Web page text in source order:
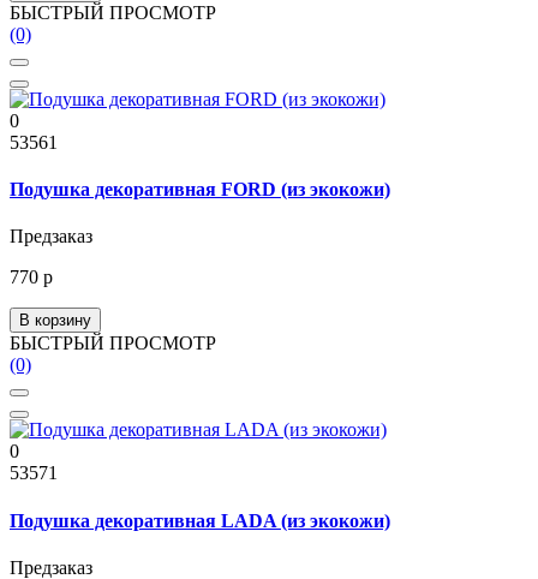
БЫСТРЫЙ ПРОСМОТР
(0)
0
53561
Подушка декоративная FORD (из экокожи)
Предзаказ
770 р
В корзину
БЫСТРЫЙ ПРОСМОТР
(0)
0
53571
Подушка декоративная LADA (из экокожи)
Предзаказ